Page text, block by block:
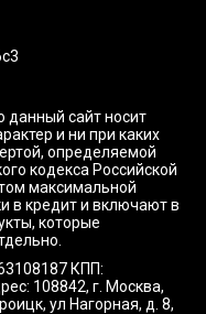
сайт носит
и ни при каких
определяемой
кодекса Российской
максимальной
в кредит и включают в
которые
КПП:
108842, г. Москва,
ул Нагорная, д. 8,